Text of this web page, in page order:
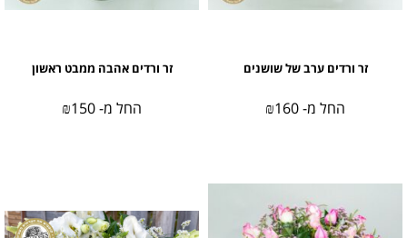
זר ורדים ערב של שושנים
החל מ- ₪160
זר ורדים אהבה ממבט ראשון
החל מ- ₪150